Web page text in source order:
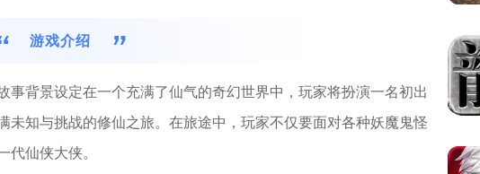
游戏介绍
事背景设定在一个充满了仙气的奇幻世界中，玩家将扮演一名初出
知与挑战的修仙之旅。在旅途中，玩家不仅要面对各种妖魔鬼怪
代仙侠大侠。